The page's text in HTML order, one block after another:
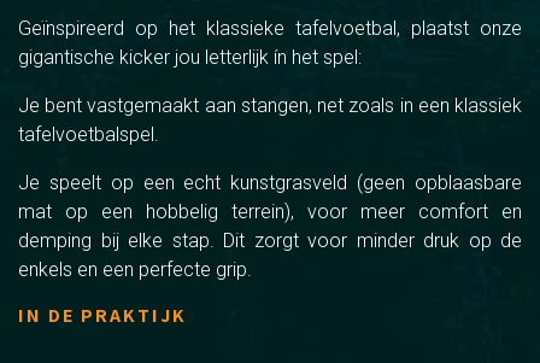
Geïnspireerd op het klassieke tafelvoetbal, plaatst onze
gigantische kicker jou letterlijk ín het spel:
Je bent vastgemaakt aan stangen, net zoals in een klassiek
tafelvoetbalspel.
Je speelt op een echt kunstgrasveld (geen opblaasbare
mat op een hobbelig terrein), voor meer comfort en
demping bij elke stap. Dit zorgt voor minder druk op de
enkels en een perfecte grip.
IN DE PRAKTIJK